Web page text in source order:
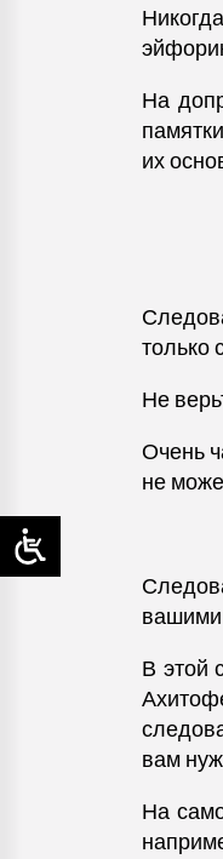
На
их
только
Не
Очень
не
вашими
В этой
вам
На